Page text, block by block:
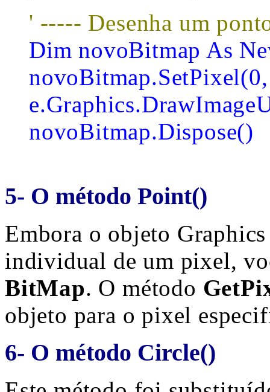
' ----- Desenha um
Dim novoBitmap As
novoBitmap.Dispose()
5- O método Point()
Embora o objeto
individual de um pixel,
BitMap. O método
objeto para o pixel
6- O método Circle()